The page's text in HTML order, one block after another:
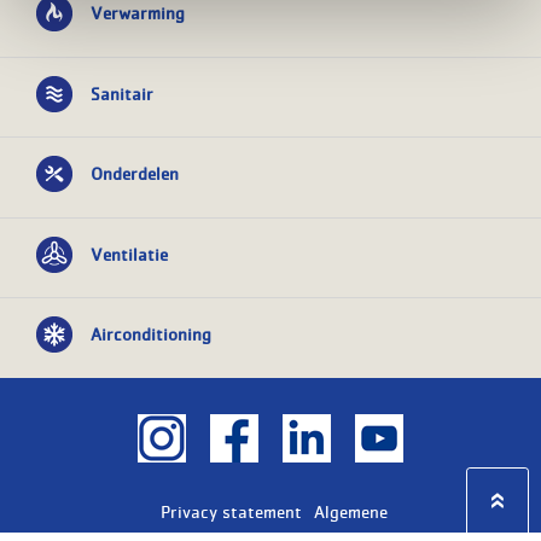
Verwarming
Sanitair
Onderdelen
Ventilatie
Airconditioning
Privacy statement
Algemene